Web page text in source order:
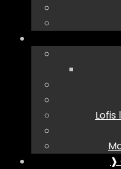
Lofis
❱